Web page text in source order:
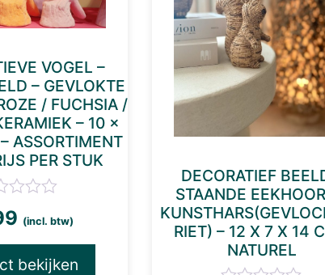
VOGEL –
– GEVLOKTE
/ FUCHSIA /
– 10 ×
ASSORTIMENT
PER STUK
(incl. btw)
bekijken
DECORATIEF
STAANDE
RIET) – 12 X 7 X 14
NATUREL